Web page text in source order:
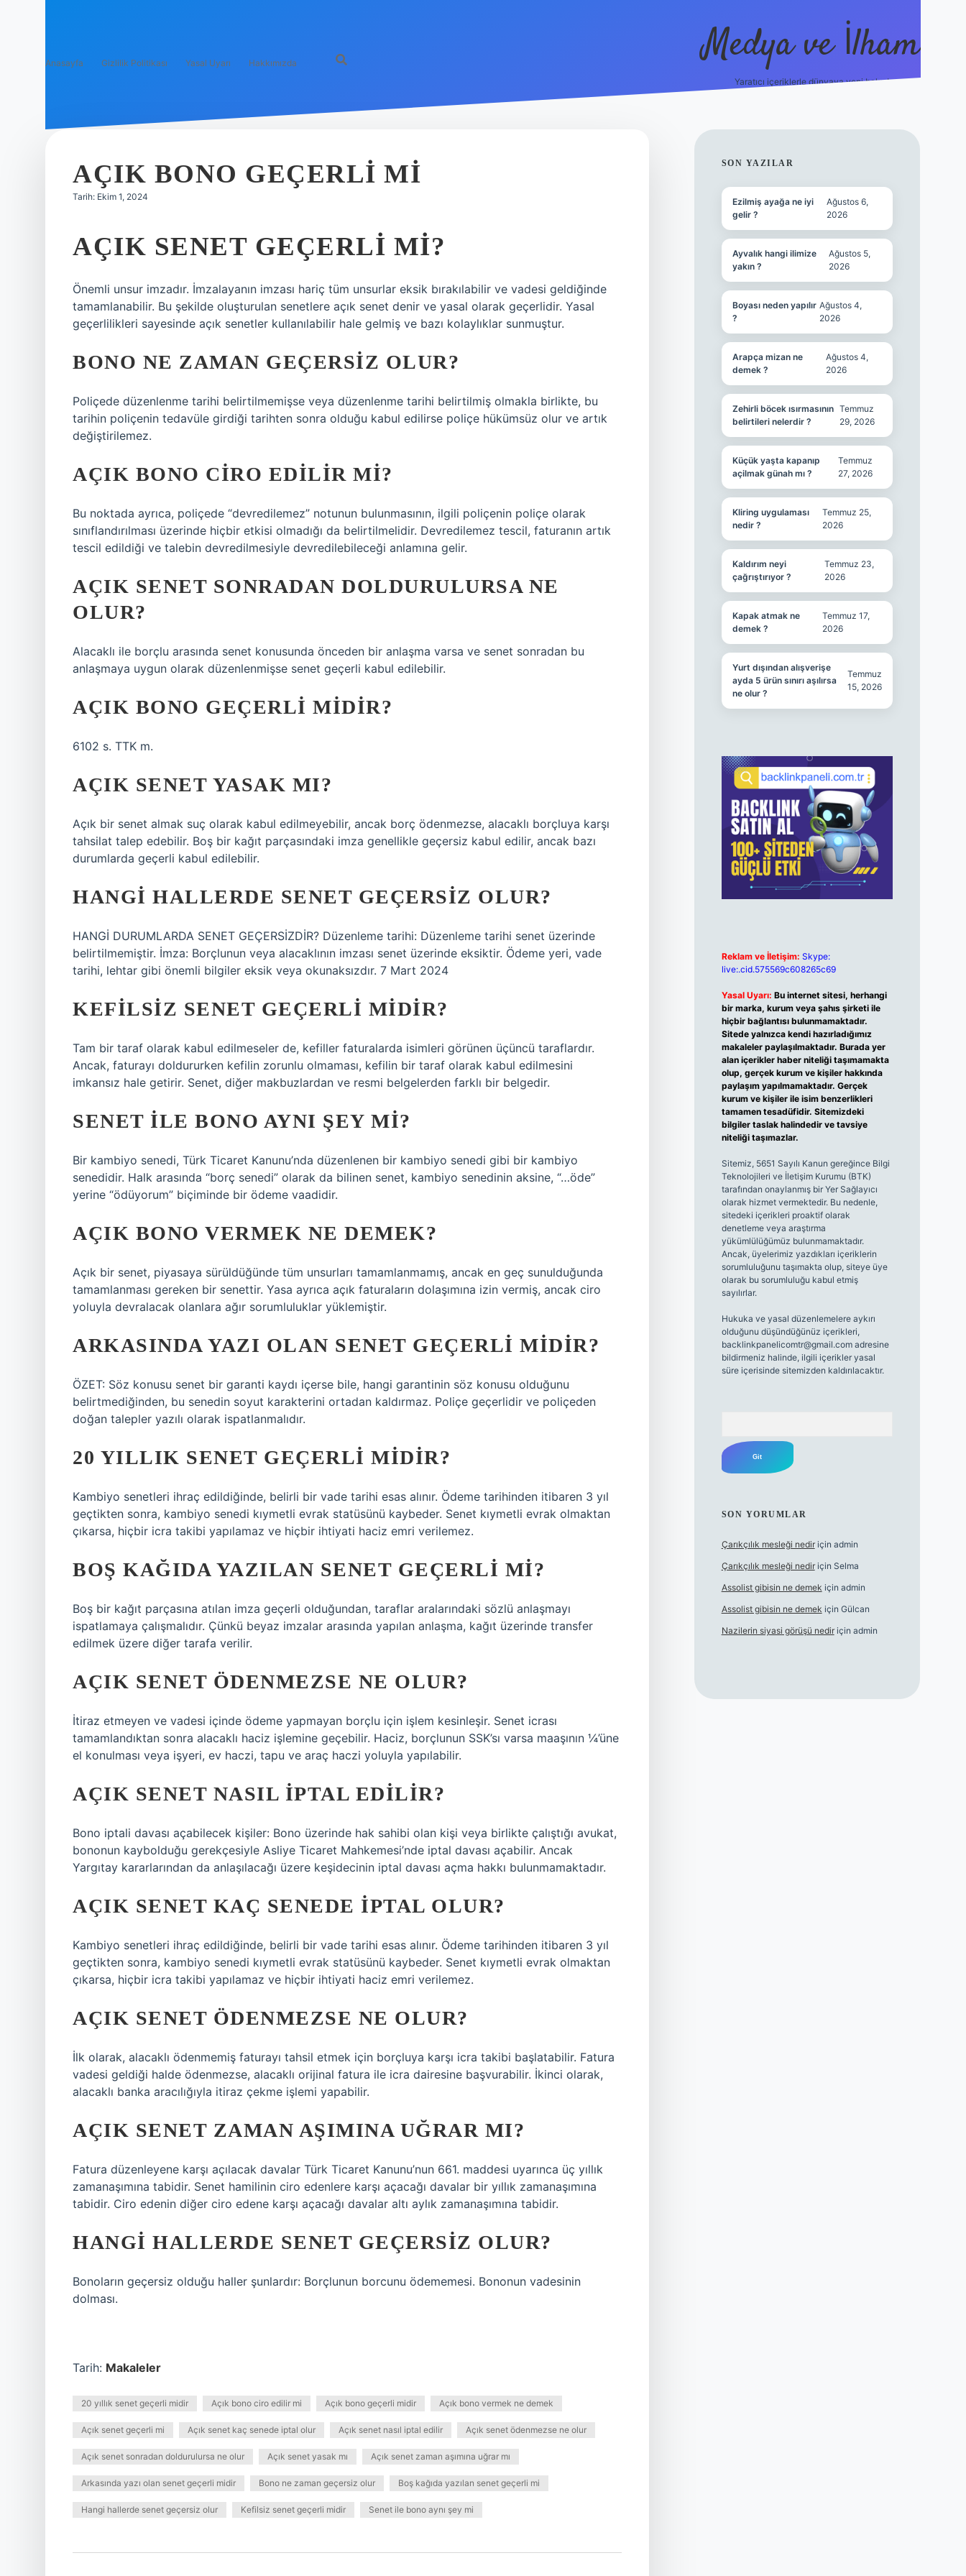
Anasayfa Gizlilik Politikası Yasal Uyarı Hakkımızda Medya ve İlham
Yaratıcı içeriklerle dünyaya yeni bakış!
AÇIK BONO GEÇERLI MI
Tarih: Ekim 1, 2024
AÇIK SENET GEÇERLI MI?
Önemli unsur imzadır. İmzalayanın imzası hariç tüm unsurlar eksik bırakılabilir ve vadesi geldiğinde
tamamlanabilir. Bu şekilde oluşturulan senetlere açık senet denir ve yasal olarak geçerlidir. Yasal
geçerlilikleri sayesinde açık senetler kullanılabilir hale gelmiş ve bazı kolaylıklar sunmuştur.
BONO NE ZAMAN GEÇERSIZ OLUR?
Poliçede düzenlenme tarihi belirtilmemişse veya düzenlenme tarihi belirtilmiş olmakla birlikte, bu
tarihin poliçenin tedavüle girdiği tarihten sonra olduğu kabul edilirse poliçe hükümsüz olur ve artık
değiştirilemez.
AÇIK BONO CIRO EDILIR MI?
Bu noktada ayrıca, poliçede “devredilemez” notunun bulunmasının, ilgili poliçenin poliçe olarak
sınıflandırılması üzerinde hiçbir etkisi olmadığı da belirtilmelidir. Devredilemez tescil, faturanın artık
tescil edildiği ve talebin devredilmesiyle devredilebileceği anlamına gelir.
AÇIK SENET SONRADAN DOLDURULURSA NE
OLUR?
Alacaklı ile borçlu arasında senet konusunda önceden bir anlaşma varsa ve senet sonradan bu
anlaşmaya uygun olarak düzenlenmişse senet geçerli kabul edilebilir.
AÇIK BONO GEÇERLI MIDIR?
6102 s. TTK m.
AÇIK SENET YASAK MI?
Açık bir senet almak suç olarak kabul edilmeyebilir, ancak borç ödenmezse, alacaklı borçluya karşı
tahsilat talep edebilir. Boş bir kağıt parçasındaki imza genellikle geçersiz kabul edilir, ancak bazı
durumlarda geçerli kabul edilebilir.
HANGI HALLERDE SENET GEÇERSIZ OLUR?
HANGİ DURUMLARDA SENET GEÇERSİZDİR? Düzenleme tarihi: Düzenleme tarihi senet üzerinde
belirtilmemiştir. İmza: Borçlunun veya alacaklının imzası senet üzerinde eksiktir. Ödeme yeri, vade
tarihi, lehtar gibi önemli bilgiler eksik veya okunaksızdır. 7 Mart 2024
KEFILSIZ SENET GEÇERLI MIDIR?
Tam bir taraf olarak kabul edilmeseler de, kefiller faturalarda isimleri görünen üçüncü taraflardır.
Ancak, faturayı doldururken kefilin zorunlu olmaması, kefilin bir taraf olarak kabul edilmesini
imkansız hale getirir. Senet, diğer makbuzlardan ve resmi belgelerden farklı bir belgedir.
SENET ILE BONO AYNI ŞEY MI?
Bir kambiyo senedi, Türk Ticaret Kanunu’nda düzenlenen bir kambiyo senedi gibi bir kambiyo
senedidir. Halk arasında “borç senedi” olarak da bilinen senet, kambiyo senedinin aksine, “…öde”
yerine “ödüyorum” biçiminde bir ödeme vaadidir.
AÇIK BONO VERMEK NE DEMEK?
Açık bir senet, piyasaya sürüldüğünde tüm unsurları tamamlanmamış, ancak en geç sunulduğunda
tamamlanması gereken bir senettir. Yasa ayrıca açık faturaların dolaşımına izin vermiş, ancak ciro
yoluyla devralacak olanlara ağır sorumluluklar yüklemiştir.
ARKASINDA YAZI OLAN SENET GEÇERLI MIDIR?
ÖZET: Söz konusu senet bir garanti kaydı içerse bile, hangi garantinin söz konusu olduğunu
belirtmediğinden, bu senedin soyut karakterini ortadan kaldırmaz. Poliçe geçerlidir ve poliçeden
doğan talepler yazılı olarak ispatlanmalıdır.
20 YILLIK SENET GEÇERLI MIDIR?
Kambiyo senetleri ihraç edildiğinde, belirli bir vade tarihi esas alınır. Ödeme tarihinden itibaren 3 yıl
geçtikten sonra, kambiyo senedi kıymetli evrak statüsünü kaybeder. Senet kıymetli evrak olmaktan
çıkarsa, hiçbir icra takibi yapılamaz ve hiçbir ihtiyati haciz emri verilemez.
BOŞ KAĞIDA YAZILAN SENET GEÇERLI MI?
Boş bir kağıt parçasına atılan imza geçerli olduğundan, taraflar aralarındaki sözlü anlaşmayı
ispatlamaya çalışmalıdır. Çünkü beyaz imzalar arasında yapılan anlaşma, kağıt üzerinde transfer
edilmek üzere diğer tarafa verilir.
AÇIK SENET ÖDENMEZSE NE OLUR?
İtiraz etmeyen ve vadesi içinde ödeme yapmayan borçlu için işlem kesinleşir. Senet icrası
tamamlandıktan sonra alacaklı haciz işlemine geçebilir. Haciz, borçlunun SSK’sı varsa maaşının ¼’üne
el konulması veya işyeri, ev haczi, tapu ve araç haczi yoluyla yapılabilir.
AÇIK SENET NASIL IPTAL EDILIR?
Bono iptali davası açabilecek kişiler: Bono üzerinde hak sahibi olan kişi veya birlikte çalıştığı avukat,
bononun kaybolduğu gerekçesiyle Asliye Ticaret Mahkemesi’nde iptal davası açabilir. Ancak
Yargıtay kararlarından da anlaşılacağı üzere keşidecinin iptal davası açma hakkı bulunmamaktadır.
AÇIK SENET KAÇ SENEDE IPTAL OLUR?
Kambiyo senetleri ihraç edildiğinde, belirli bir vade tarihi esas alınır. Ödeme tarihinden itibaren 3 yıl
geçtikten sonra, kambiyo senedi kıymetli evrak statüsünü kaybeder. Senet kıymetli evrak olmaktan
çıkarsa, hiçbir icra takibi yapılamaz ve hiçbir ihtiyati haciz emri verilemez.
AÇIK SENET ÖDENMEZSE NE OLUR?
İlk olarak, alacaklı ödenmemiş faturayı tahsil etmek için borçluya karşı icra takibi başlatabilir. Fatura
vadesi geldiği halde ödenmezse, alacaklı orijinal fatura ile icra dairesine başvurabilir. İkinci olarak,
alacaklı banka aracılığıyla itiraz çekme işlemi yapabilir.
AÇIK SENET ZAMAN AŞIMINA UĞRAR MI?
Fatura düzenleyene karşı açılacak davalar Türk Ticaret Kanunu’nun 661. maddesi uyarınca üç yıllık
zamanaşımına tabidir. Senet hamilinin ciro edenlere karşı açacağı davalar bir yıllık zamanaşımına
tabidir. Ciro edenin diğer ciro edene karşı açacağı davalar altı aylık zamanaşımına tabidir.
HANGI HALLERDE SENET GEÇERSIZ OLUR?
Bonoların geçersiz olduğu haller şunlardır: Borçlunun borcunu ödememesi. Bononun vadesinin
dolması.
Tarih: Makaleler
20 yıllık senet geçerli midir Açık bono ciro edilir mi Açık bono geçerli midir Açık bono vermek ne demek
Açık senet geçerli mi Açık senet kaç senede iptal olur Açık senet nasıl iptal edilir Açık senet ödenmezse ne olur
Açık senet sonradan doldurulursa ne olur Açık senet yasak mı Açık senet zaman aşımına uğrar mı
Arkasında yazı olan senet geçerli midir Bono ne zaman geçersiz olur Boş kağıda yazılan senet geçerli mi
Hangi hallerde senet geçersiz olur Kefilsiz senet geçerli midir Senet ile bono aynı şey mi
SIDEBAR
SON YAZILAR
Ezilmiş ayağa ne iyi
gelir ?
Ağustos 6,
2026
Ayvalık hangi ilimize
yakın ?
Ağustos 5,
2026
Boyası neden yapılır
?
Ağustos 4,
2026
Arapça mizan ne
demek ?
Ağustos 4,
2026
Zehirli böcek ısırmasının
belirtileri nelerdir ?
Temmuz
29, 2026
Küçük yaşta kapanıp
açilmak günah mı ?
Temmuz
27, 2026
Kliring uygulaması
nedir ?
Temmuz 25,
2026
Kaldırım neyi
çağrıştırıyor ?
Temmuz 23,
2026
Kapak atmak ne
demek ?
Temmuz 17,
2026
Yurt dışından alışverişe
ayda 5 ürün sınırı aşılırsa
ne olur ?
Temmuz
15, 2026
Reklam ve İletişim: Skype:
live:.cid.575569c608265c69
Yasal Uyarı: Bu internet sitesi, herhangi
bir marka, kurum veya şahıs şirketi ile
hiçbir bağlantısı bulunmamaktadır.
Sitede yalnızca kendi hazırladığımız
makaleler paylaşılmaktadır. Burada yer
alan içerikler haber niteliği taşımamakta
olup, gerçek kurum ve kişiler hakkında
paylaşım yapılmamaktadır. Gerçek
kurum ve kişiler ile isim benzerlikleri
tamamen tesadüfidir. Sitemizdeki
bilgiler taslak halindedir ve tavsiye
niteliği taşımazlar.
Sitemiz, 5651 Sayılı Kanun gereğince Bilgi
Teknolojileri ve İletişim Kurumu (BTK)
tarafından onaylanmış bir Yer Sağlayıcı
olarak hizmet vermektedir. Bu nedenle,
sitedeki içerikleri proaktif olarak
denetleme veya araştırma
yükümlülüğümüz bulunmamaktadır.
Ancak, üyelerimiz yazdıkları içeriklerin
sorumluluğunu taşımakta olup, siteye üye
olarak bu sorumluluğu kabul etmiş
sayılırlar.
Hukuka ve yasal düzenlemelere aykırı
olduğunu düşündüğünüz içerikleri,
backlinkpanelicomtr@gmail.comadresine
bildirmeniz halinde, ilgili içerikler yasal
süre içerisinde sitemizden kaldırılacaktır.
SON YORUMLAR
Çarıkçılık mesleği nediriçin admin
Çarıkçılık mesleği nediriçin Selma
Assolist gibisin ne demek için admin
Assolist gibisin ne demek için Gülcan
Nazilerin siyasi görüşü nediriçin admin
vdcasino yeni giriş https://